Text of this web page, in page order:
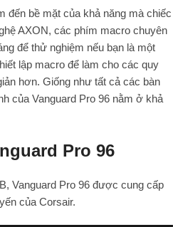
đến bề mặt của khả năng mà chiếc
AXON, các phím macro chuyên
để thử nghiệm nếu bạn là một
lập macro để làm cho các quy
hơn. Giống như tất cả các bàn
của Vanguard Pro 96 nằm ở khả
Pro 96
Vanguard Pro 96 được cung cấp
của Corsair.